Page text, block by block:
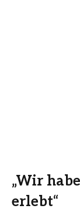
„Wir
erlebt“